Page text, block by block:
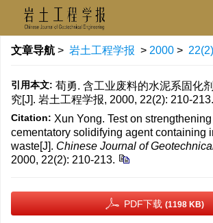
文章导航 > 岩土工程学报 > 2000 > 22(2)
引用本文: 荀勇. 含工业废料的水泥系固化
究[J]. 岩土工程学报, 2000, 22(2): 210-213.
Citation: Xun Yong. Test on
cementatory solidifying agent containing
waste[J]. Chinese Journal of
2000, 22(2): 210-213.
PDF下载 (1198 KB)